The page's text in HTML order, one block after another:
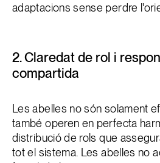
adaptacions sense perdre
2. Claredat de rol i
compartida
Les abelles no són solament
també operen en perfecta
distribució de rols que
tot el sistema. Les abelles no